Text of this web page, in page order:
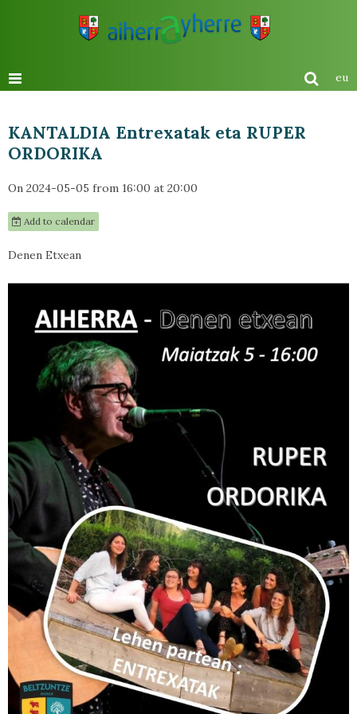
eu
KANTALDIA Entrexatak eta RUPER
ORDORIKA
On 2024-05-05 from 16:00 at 20:00
Add to calendar
Denen Etxean